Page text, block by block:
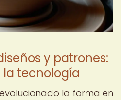
y patrones:
tecnología
la forma en